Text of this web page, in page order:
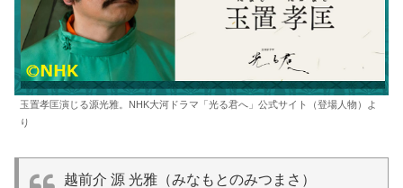
玉置孝匡演じる源光雅。NHK大河ドラマ「光る君へ」公式サイト（登場人物）よ
り
越前介 源 光雅（みなもとのみつまさ）